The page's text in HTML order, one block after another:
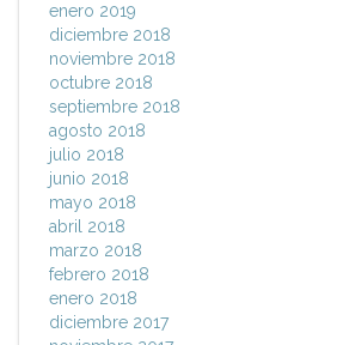
enero 2019
diciembre 2018
noviembre 2018
octubre 2018
septiembre 2018
agosto 2018
julio 2018
junio 2018
mayo 2018
abril 2018
marzo 2018
febrero 2018
enero 2018
diciembre 2017